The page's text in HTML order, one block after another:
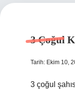
3 Çoğul
Tarih: Ekim 10,
3 çoğul